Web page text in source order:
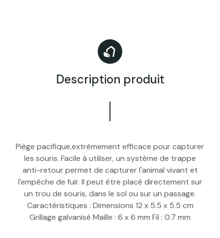
Description produit
Piège pacifique,extrêmement efficace pour capturer
les souris. Facile à utiliser, un système de trappe
anti-retour permet de capturer l'animal vivant et
l'empêche de fuir. Il peut être placé directement sur
un trou de souris, dans le sol ou sur un passage.
Caractéristiques : Dimensions 12 x 5.5 x 5.5 cm
Grillage galvanisé Maille : 6 x 6 mm Fil : 0.7 mm